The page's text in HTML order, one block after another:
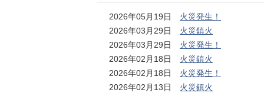
2026年05月19日 火災発生！
2026年03月29日 火災鎮火
2026年03月29日 火災発生！
2026年02月18日 火災鎮火
2026年02月18日 火災発生！
2026年02月13日 火災鎮火